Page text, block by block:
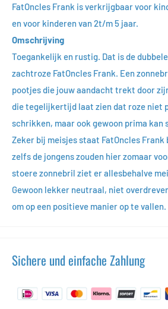
FatOncles Frank is verkrijgbaar voor
en voor kinderen van 2t/m 5 jaar.
Omschrijving
Toegankelijk en rustig. Dat is de
zachtroze FatOncles Frank. Een
pootjes die jouw aandacht trekt door
die tegelijkertijd laat zien dat roze niet
schrikken, maar ook gewoon prima kan
Zeker bij meisjes staat FatOncles Frank
zelfs de jongens zouden hier zomaar
stoere zonnebril ziet er allesbehalve
Gewoon lekker neutraal, niet
om op een positieve manier op te vallen.
Sichere und einfache Zahlung